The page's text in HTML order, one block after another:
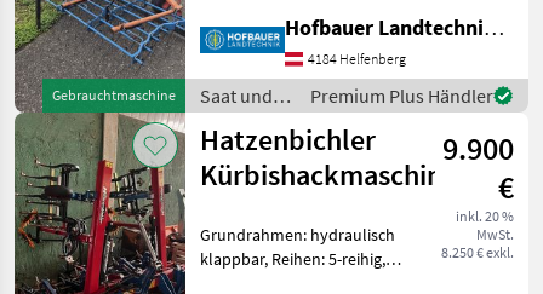
Gebrauchtmaschine
Sofort Verfügbar !!! Saat
und Pflege Striegel /
Federzahnegge
Hofbauer Landtechnik GmbH
4184 Helfenberg
Saat und
Pflege /
Hatzenbichler
Premium Plus Händler
Hatzenbichler
Kürbishackmaschine
9.900
€
inkl. 20 %
MwSt.
8.250 € exkl.
Grundrahmen: hydraulisch
klappbar, Reihen: 5-reihig,